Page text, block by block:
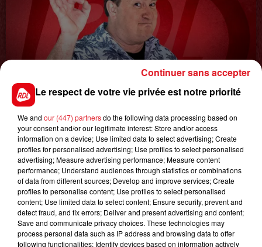
8 avril 2022
LA COURSE AU CADDIE
1er août 2026
GAGNEZ VOS ENTRÉES POUR TOUTE LA
FAMILLE À DENNLYS PARC !
Le respect de votre vie privée est notre priorité
We and our (447) partnersdo the following data processing based on
your consent and/or our legitimate interest: Store and/or access
information on a device; Use limited data to select advertising; Create
profiles for personalised advertising; Use profiles to select personalised
advertising; Measure advertising performance; Measure content
performance; Understand audiences through statistics or combinations
of data from different sources; Develop and improve services; Create
profiles to personalise content; Use profiles to select personalised
content; Use limited data to select content; Ensure security, prevent and
detect fraud, and fix errors; Deliver and present advertising and content;
Save and communicate privacy choices. These technologies may
process personal data such as IP address and browsing data to offer
following functionalities: Identify devices based on information actively
Continuer sans accepter